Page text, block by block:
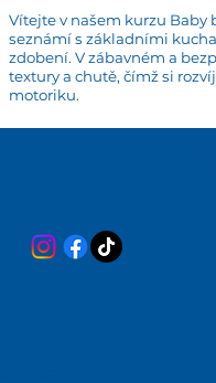
Vítejte v našem kurzu Baby
seznámí s základními
zdobení. V zábavném a
textury a chutě, čímž si
motoriku.